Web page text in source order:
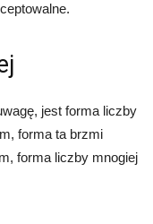
jest forma liczby
forma ta brzmi
forma liczby mnogiej